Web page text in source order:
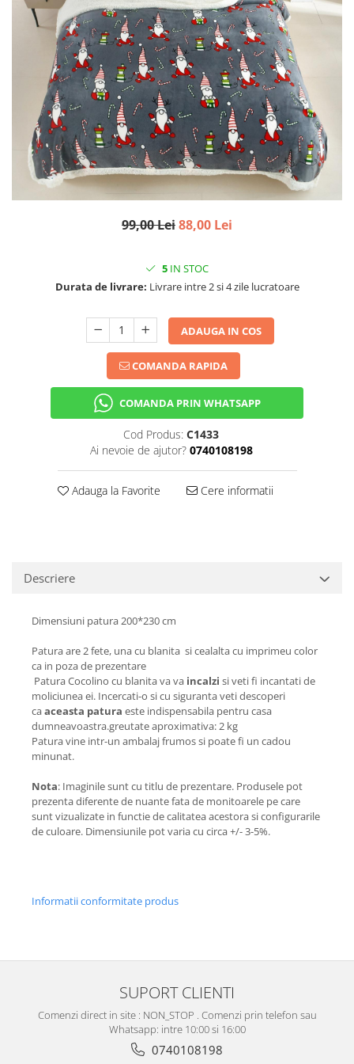
99,00 Lei88,00 Lei
5 IN STOC
Durata de livrare: Livrare intre 2 si 4 zile lucratoare
ADAUGA IN COS
COMANDA RAPIDA
COMANDA PRIN WHATSAPP
Cod Produs: C1433
Ai nevoie de ajutor? 0740108198
Adauga la Favorite Cere informatii
Descriere
Dimensiuni patura 200*230 cm
Patura are 2 fete, una cu blanita si cealalta cu imprimeu color
ca in poza de prezentare
Patura Cocolino cu blanita va va incalzi si veti fi incantati de
moliciunea ei. Incercati-o si cu siguranta veti descoperi
caaceasta patura este indispensabila pentru casa
dumneavoastra.greutate aproximativa: 2 kg
Patura vine intr-un ambalaj frumos si poate fi un cadou
minunat.
Nota: Imaginile sunt cu titlu de prezentare. Produsele pot
prezenta diferente de nuante fata de monitoarele pe care
sunt vizualizate in functie de calitatea acestora si configurarile
de culoare. Dimensiunile pot varia cu circa +/- 3-5%.
Informatii conformitate produs
SUPORT CLIENTI
Comenzi direct in site : NON_STOP . Comenzi prin telefon sau
Whatsapp: intre 10:00 si 16:00
0740108198